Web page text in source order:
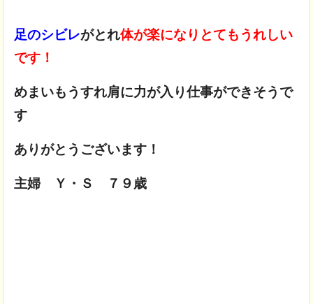
足のシビレがとれ体が楽になりとてもうれしい
です！
めまいもうすれ肩に力が入り仕事ができそうで
す
ありがとうございます！
主婦 Ｙ・Ｓ ７９歳